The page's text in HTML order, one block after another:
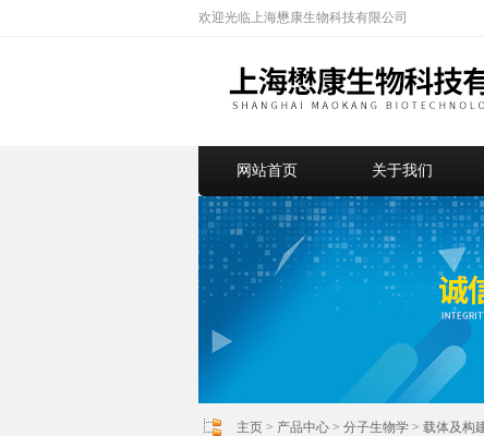
欢迎光临上海懋康生物科技有限公司
网站首页 关于我们
主页 > 产品中心 > 分子生物学 > 载体及构